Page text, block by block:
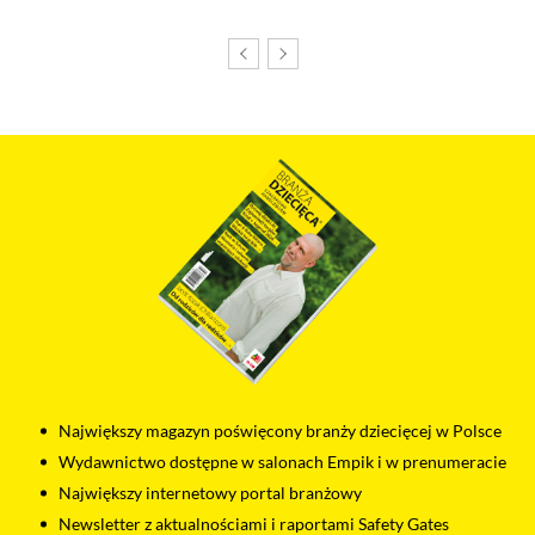
Największy magazyn poświęcony branży dziecięcej w Polsce
Wydawnictwo dostępne w salonach Empik i w prenumeracie
Największy internetowy portal branżowy
Newsletter z aktualnościami i raportami Safety Gates
nie będziesz w stanie obejrzeć treści osadzonych w formie